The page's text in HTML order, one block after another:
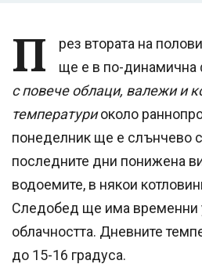
П
рез втората на
ще е в по-динамична
с повече облаци, валежи и
температуриоколо
понеделник ще е слънчево с
последните дни понижена
водоемите, в някои
Следобед ще има временни
облачността. Дневните
до 15-16 градуса.